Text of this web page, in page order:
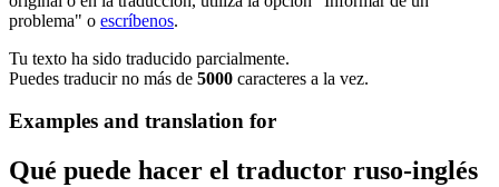
problema" o escríbenos.
Tu texto ha sido traducido parcialmente.
Puedes traducir no más de 5000 caracteres a la vez.
Examples and translation for
Qué puede hacer el traductor ruso-inglés